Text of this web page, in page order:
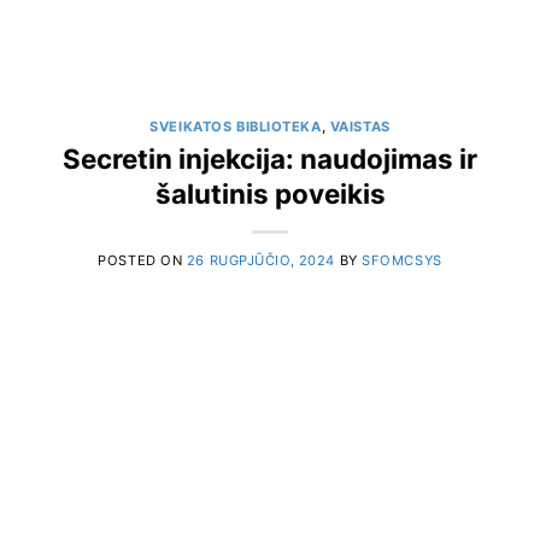
SVEIKATOS BIBLIOTEKA, VAISTAS
Secretin injekcija: naudojimas ir
šalutinis poveikis
POSTED ON 26 RUGPJŪČIO, 2024 BYSFOMCSYS